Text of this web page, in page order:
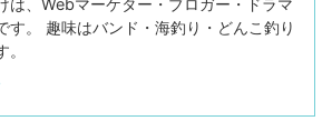
は、Webマーケター・ブロガー・ドラマ
す。 趣味はバンド・海釣り・どんこ釣り
。